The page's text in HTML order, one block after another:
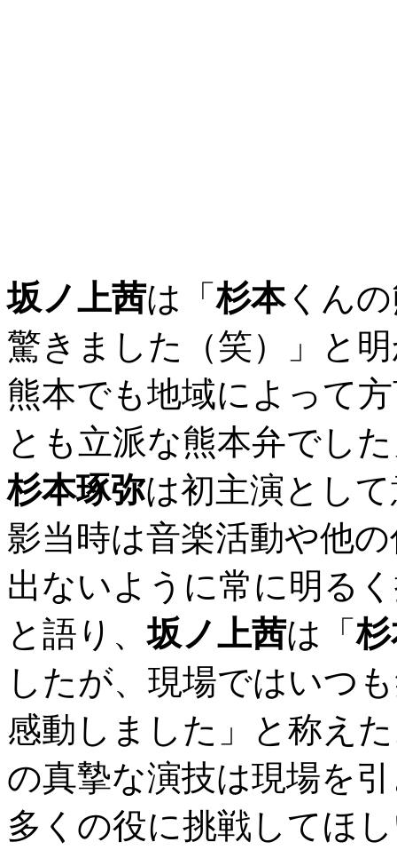
坂ノ上茜は「杉本くん
驚きました（笑）」と
熊本でも地域によって
とも立派な熊本弁でし
杉本琢弥は初主演とし
影当時は音楽活動や他
出ないように常に明る
と語り、坂ノ上茜は「
したが、現場ではいつ
感動しました」と称え
の真摯な演技は現場を
多くの役に挑戦してほ